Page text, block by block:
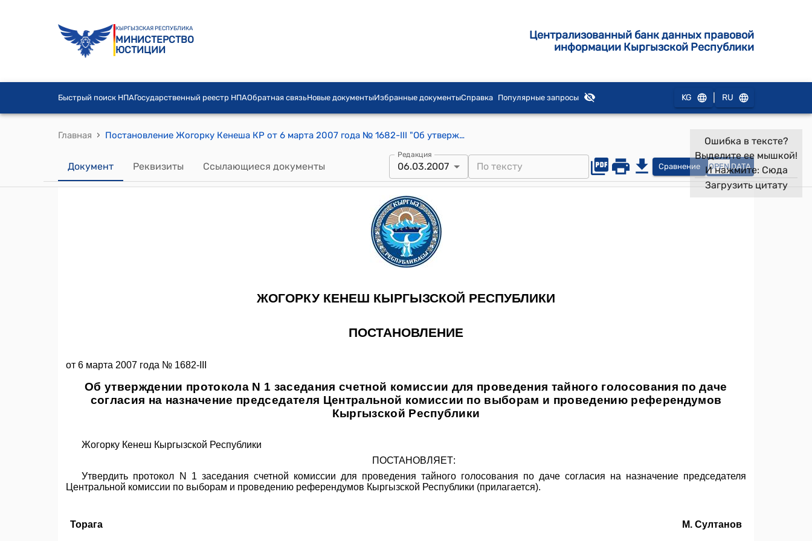
КЫРГЫЗСКАЯ РЕСПУБЛИКА
МИНИСТЕРСТВО
ЮСТИЦИИ
Централизованный банк данных правовой
информации Кыргызской Республики
Быстрый поиск НПАГосударственный реестр НПАОбратная связьНовые документыИзбранные документыСправка Популярные запросы KG RU
Главная › Постановление Жогорку Кенеша КР от 6 марта 2007 года № 1682-III "Об утверждении протокола N 1 заседания счетной комиссии для проведения тайного голосования по даче согласия на назначение председателя Центральной комиссии по выборам и проведению референдумов Кыргызской Республики"
Документ Реквизиты Ссылающиеся документы
Редакция
06.03.2007 Сравнение OPEN DATA
Ошибка в тексте?
Выделите ее мышкой!
И нажмите: Сюда
Загрузить цитату